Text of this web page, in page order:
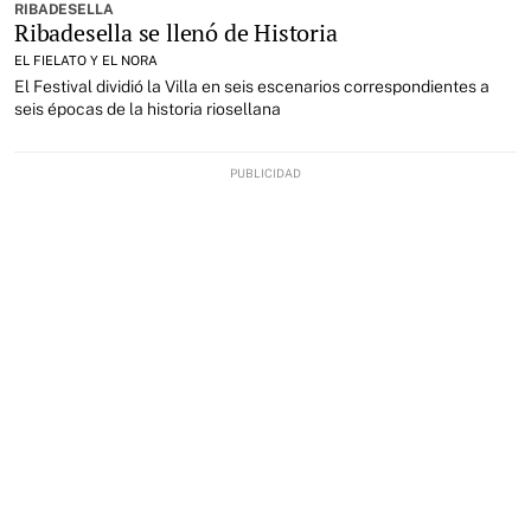
RIBADESELLA
Ribadesella se llenó de Historia
EL FIELATO Y EL NORA
El Festival dividió la Villa en seis escenarios correspondientes a
seis épocas de la historia riosellana